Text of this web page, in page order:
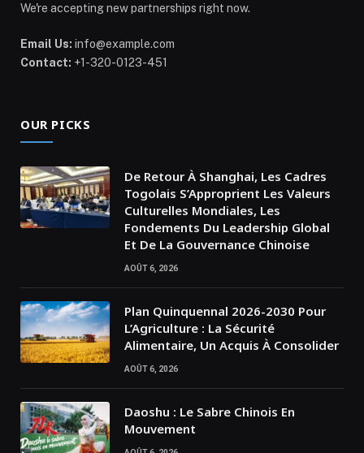
We're accepting new partnerships right now.
Email Us: info@example.com
Contact: +1-320-0123-451
OUR PICKS
De Retour À Shanghai, Les Cadres
Togolais S’Approprient Les Valeurs
Culturelles Mondiales, Les
Fondements Du Leadership Global
Et De La Gouvernance Chinoise
AOÛT 6, 2026
Plan Quinquennal 2026-2030 Pour
L’Agriculture : La Sécurité
Alimentaire, Un Acquis À Consolider
AOÛT 6, 2026
Daoshu : Le Sabre Chinois En
Mouvement